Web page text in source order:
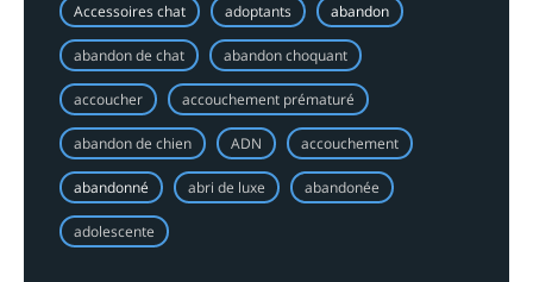
Accessoires chat adoptants abandon
abandon de chat abandon choquant
accoucher accouchement prématuré
abandon de chien ADN accouchement
abandonné abri de luxe abandonée
adolescente